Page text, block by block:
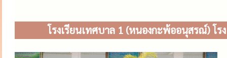
โรงเรียนเทศบาล 1 (หนองกะพ้ออนุสรณ์) โ